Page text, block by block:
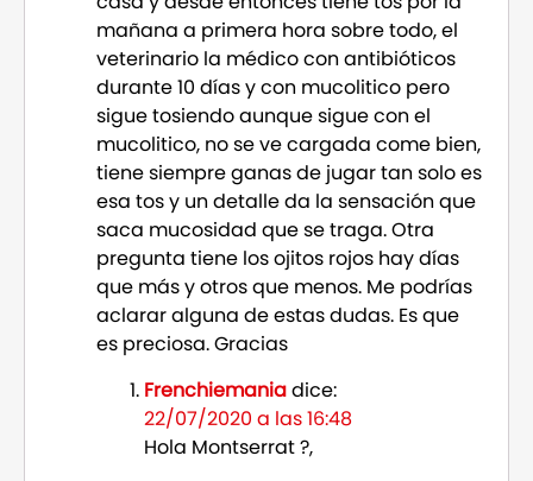
mañana a primera hora sobre todo, el
veterinario la médico con antibióticos
durante 10 días y con mucolitico pero
sigue tosiendo aunque sigue con el
mucolitico, no se ve cargada come bien,
tiene siempre ganas de jugar tan solo es
esa tos y un detalle da la sensación que
saca mucosidad que se traga. Otra
pregunta tiene los ojitos rojos hay días
que más y otros que menos. Me podrías
aclarar alguna de estas dudas. Es que
es preciosa. Gracias
Frenchiemaniadice:
22/07/2020 a las 16:48
Hola Montserrat ?,